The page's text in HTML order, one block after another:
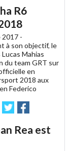
R6
-
à son objectif, le
Mahias
du team GRT sur
en
2018 aux
Federico
EnvoyerPartager
sur sur
Rea est